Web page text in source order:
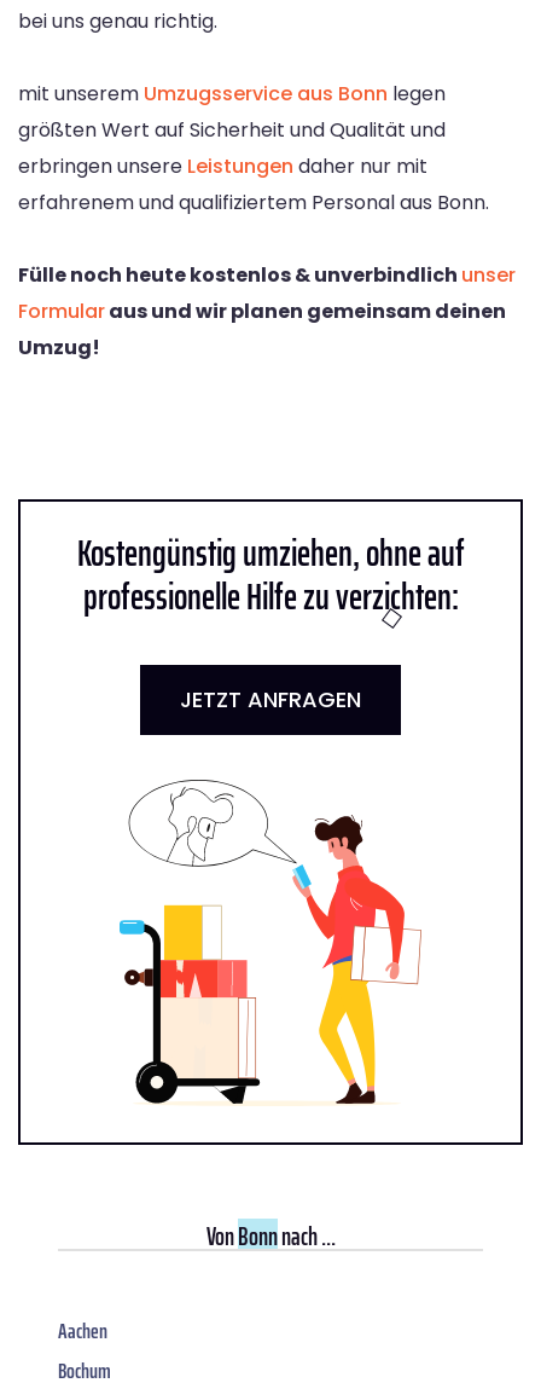
bei uns genau richtig.
mit unserem Umzugsservice aus Bonn legen
größten Wert auf Sicherheit und Qualität und
erbringen unsere Leistungen daher nur mit
erfahrenem und qualifiziertem Personal aus Bonn.
Fülle noch heute kostenlos & unverbindlich unser
Formularaus und wir planen gemeinsam deinen
Umzug!
Kostengünstig umziehen, ohne auf
professionelle Hilfe zu verzichten:
JETZT ANFRAGEN
VonBonnnach ...
Aachen
Bochum